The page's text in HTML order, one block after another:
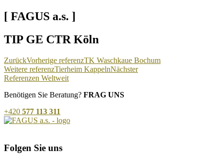
[ FAGUS a.s. ]
TIP GE CTR Köln
ZurückVorherige referenzTK Waschkaue Bochum
Weitere referenzTierheim KappelnNächster
Referenzen Weltweit
Benötigen Sie Beratung? FRAG UNS
+420 577 113 311
Folgen Sie uns